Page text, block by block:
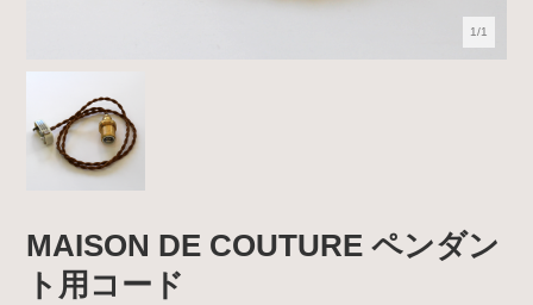
1/1
MAISON DE COUTURE ペンダン
ト用コード